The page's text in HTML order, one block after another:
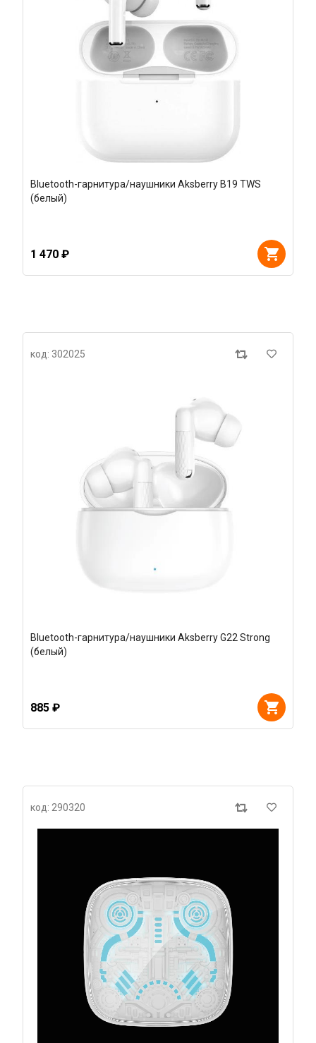
Bluetooth-гарнитура/наушники Aksberry B19 TWS
(белый)
1 470 ₽
код: 302025
Bluetooth-гарнитура/наушники Aksberry G22 Strong
(белый)
885 ₽
код: 290320